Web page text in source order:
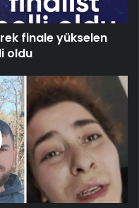
finale yükselen
oldu